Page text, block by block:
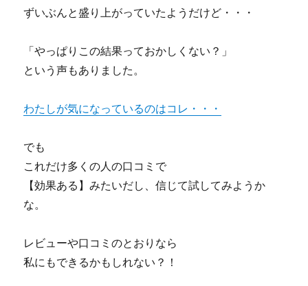
ずいぶんと盛り上がっていたようだけど・・・
「やっぱりこの結果っておかしくない？」
という声もありました。
わたしが気になっているのはコレ・・・
でも
これだけ多くの人の口コミで
【効果ある】みたいだし、信じて試してみようか
な。
レビューや口コミのとおりなら
私にもできるかもしれない？！